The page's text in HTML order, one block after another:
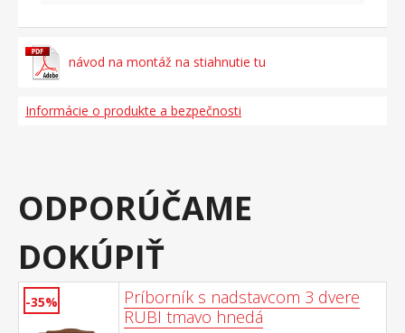
návod na montáž na stiahnutie tu
Informácie o produkte a bezpečnosti
ODPORÚČAME
DOKÚPIŤ
-35%
Príborník s nadstavcom 3 dvere
RUBI tmavo hnedá